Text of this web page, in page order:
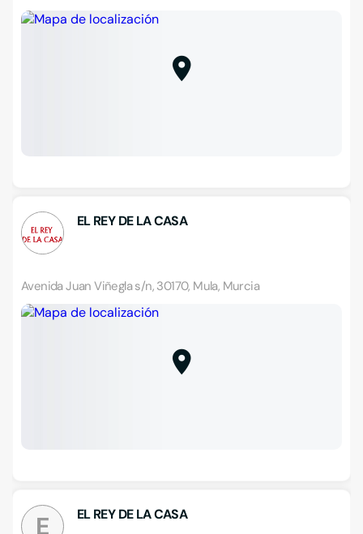
EL REY DE LA CASA
Avenida Juan Viñegla s/n, 30170, Mula, Murcia
E EL REY DE LA CASA